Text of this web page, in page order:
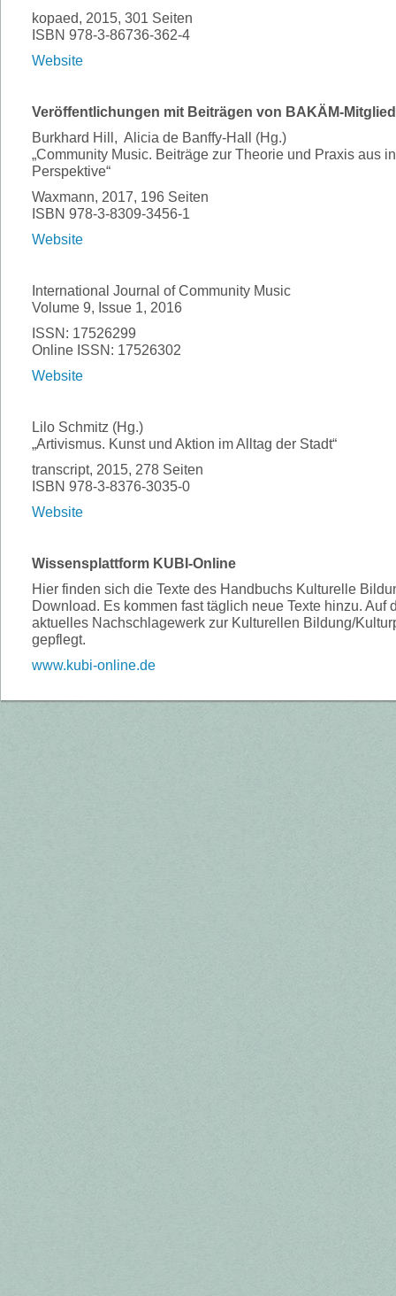
kopaed, 2015, 301 Seiten
ISBN 978-3-86736-362-4
Website
Veröffentlichungen mit Beiträgen von BAKÄM-
Burkhard Hill, Alicia de Banffy-Hall (Hg.)
„Community Music. Beiträge zur Theorie und Praxis aus
Perspektive“
Waxmann, 2017, 196 Seiten
ISBN 978-3-8309-3456-1
Website
International Journal of Community Music
Volume 9, Issue 1, 2016
ISSN: 17526299
Online ISSN: 17526302
Website
Lilo Schmitz (Hg.)
„Artivismus. Kunst und Aktion im Alltag der Stadt“
transcript, 2015, 278 Seiten
ISBN 978-3-8376-3035-0
Website
Wissensplattform KUBI-Online
Hier finden sich die Texte des Handbuchs Kulturelle
Download. Es kommen fast täglich neue Texte hinzu. Auf
aktuelles Nachschlagewerk zur Kulturellen Bildung/
gepflegt.
www.kubi-online.de